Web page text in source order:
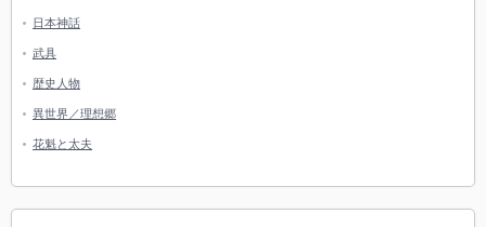
日本神話
武具
歴史人物
異世界／理想郷
花魁と太夫